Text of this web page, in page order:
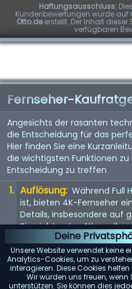
Deine
Unsere Website verwendet keine
Analytics-Cookies, um zu
interagieren. Diese Cookies
Wir würden uns freuen, wenn
unterstützen. Sie können dies
Haftungsausschluss:
Kundenbewertungen wurde
Otto.deerstellt. Der Inhalt dieser
verfügbaren
Fernseher-
Angesichts der rasanten
die Entscheidung für das
Hier finden Sie eine
die wichtigsten Funktionen
Entscheidung zu treffen
Auflösung: Während Full
ist, bieten 4K-Fernseher
Details, insbesondere auf
Sie nicht unter 4K, um
machen. 8K steht vor der
sind, ist dies noch keine
Bildwiederholfrequenz:
Bildwiederholfrequenz von